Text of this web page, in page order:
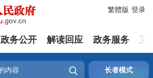
登录
繁體版
政务公开 解读回应 政务服务 互
 长者模式